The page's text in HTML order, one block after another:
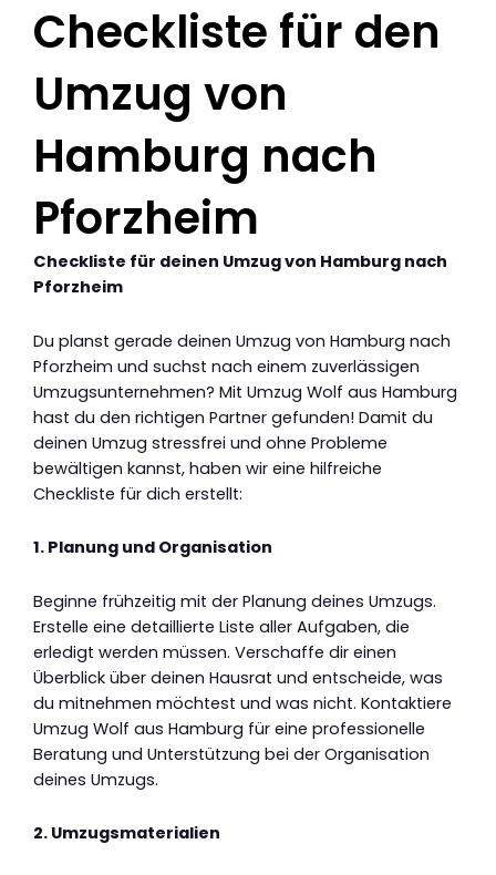
Checkliste für den
Umzug von
Hamburg nach
Pforzheim
Checkliste für deinen Umzug von Hamburg nach
Pforzheim
Du planst gerade deinen Umzug von Hamburg nach
Pforzheim und suchst nach einem zuverlässigen
Umzugsunternehmen? Mit Umzug Wolf aus Hamburg
hast du den richtigen Partner gefunden! Damit du
deinen Umzug stressfrei und ohne Probleme
bewältigen kannst, haben wir eine hilfreiche
Checkliste für dich erstellt:
1. Planung und Organisation
Beginne frühzeitig mit der Planung deines Umzugs.
Erstelle eine detaillierte Liste aller Aufgaben, die
erledigt werden müssen. Verschaffe dir einen
Überblick über deinen Hausrat und entscheide, was
du mitnehmen möchtest und was nicht. Kontaktiere
Umzug Wolf aus Hamburg für eine professionelle
Beratung und Unterstützung bei der Organisation
deines Umzugs.
2. Umzugsmaterialien